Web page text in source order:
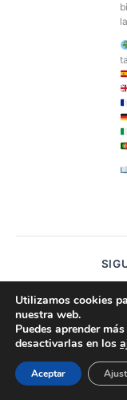
Todos los derechos
gracias
Utilizamos cookies
nuestra web.
Puedes aprender
desactivarlas en los
Aceptar